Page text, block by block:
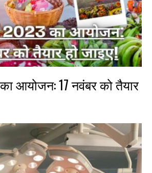
आयोजन: 17 नवंबर को तैयार